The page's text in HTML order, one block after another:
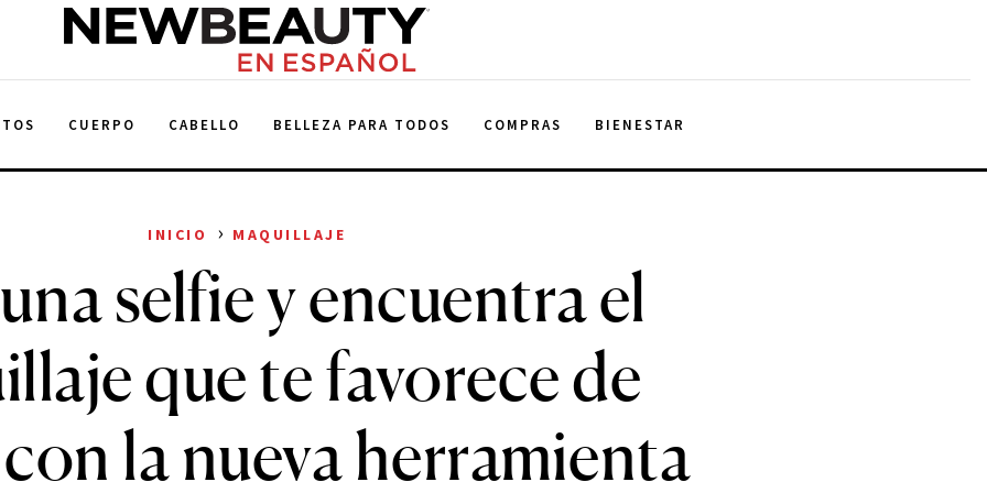
NewBeauty
CUERPO CABELLO BELLEZA PARA TODOS COMPRAS BIENESTAR
INICIO › MAQUILLAJE
selfie y encuentra el
que te favorece de
la nueva herramienta